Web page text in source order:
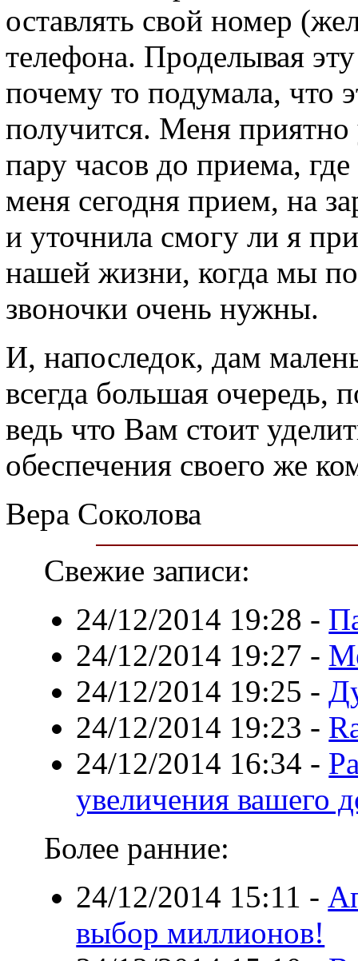
оставлять свой номер
телефона. Проделывая
почему то подумала, что
получится. Меня приятно
пару часов до приема,
меня сегодня прием, на
и уточнила смогу ли я
нашей жизни, когда мы
звоночки очень нужны.
И, напоследок, дам
всегда большая очередь,
ведь что Вам стоит
обеспечения своего же
Вера Соколова
Свежие записи:
24/12/2014 19:28 -
24/12/2014 19:27 -
24/12/2014 19:25 -
24/12/2014 19:23 -
24/12/2014 16:34 -
увеличения вашего
Более ранние:
24/12/2014 15:11 -
выбор миллионов!